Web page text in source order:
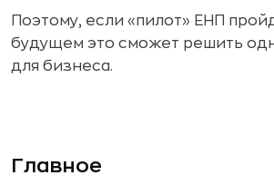
Поэтому, если «пилот» ЕНП
будущем это сможет решить
для бизнеса.
Главное